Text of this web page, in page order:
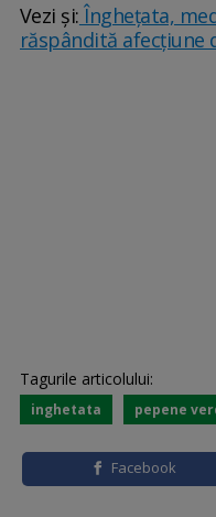
Vezi și: Îngheţata,
răspândită afecțiune
Tagurile articolului:
inghetata pepene
Facebook